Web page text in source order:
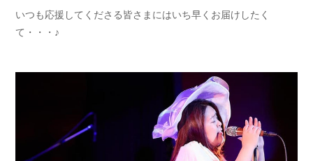
いつも応援してくださる皆さまにはいち早くお届けしたく
て・・・♪